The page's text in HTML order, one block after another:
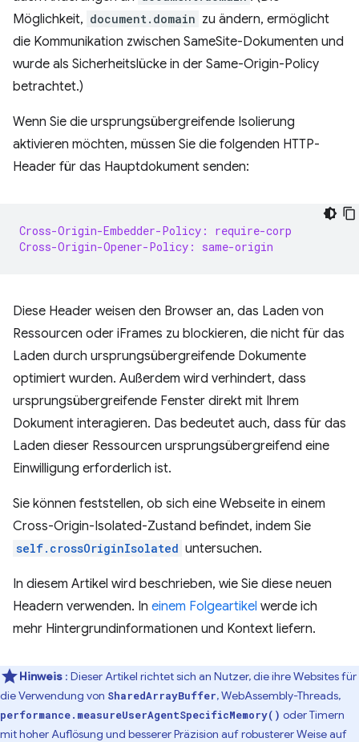
Möglichkeit, document.domain zu ändern, ermöglicht
die Kommunikation zwischen SameSite-Dokumenten und
wurde als Sicherheitslücke in der Same-Origin-Policy
betrachtet.)
Wenn Sie die ursprungsübergreifende Isolierung
aktivieren möchten, müssen Sie die folgenden HTTP-
Header für das Hauptdokument senden:
Cross-Origin-Embedder-Policy: require-corp
Cross-Origin-Opener-Policy: same-origin
Diese Header weisen den Browser an, das Laden von
Ressourcen oder iFrames zu blockieren, die nicht für das
Laden durch ursprungsübergreifende Dokumente
optimiert wurden. Außerdem wird verhindert, dass
ursprungsübergreifende Fenster direkt mit Ihrem
Dokument interagieren. Das bedeutet auch, dass für das
Laden dieser Ressourcen ursprungsübergreifend eine
Einwilligung erforderlich ist.
Sie können feststellen, ob sich eine Webseite in einem
Cross-Origin-Isolated-Zustand befindet, indem Sie
self.crossOriginIsolated untersuchen.
In diesem Artikel wird beschrieben, wie Sie diese neuen
Headern verwenden. In einem Folgeartikel werde ich
mehr Hintergrundinformationen und Kontext liefern.
Hinweis : Dieser Artikel richtet sich an Nutzer, die ihre Websites für
die Verwendung von SharedArrayBuffer, WebAssembly-Threads,
performance.measureUserAgentSpecificMemory() oder Timern
mit hoher Auflösung und besserer Präzision auf robusterer Weise auf